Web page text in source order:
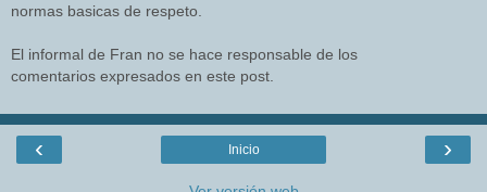
normas basicas de respeto.
El informal de Fran no se hace responsable de los
comentarios expresados en este post.
‹ ›
Inicio